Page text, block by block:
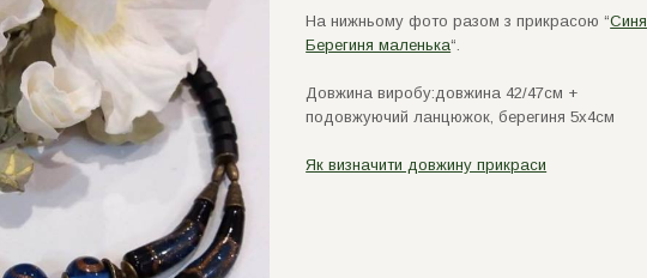
На нижньому фото разом з прикрасою “Синя
Берегиня маленька“.
Довжина виробу:довжина 42/47см +
подовжуючий ланцюжок, берегиня 5х4см
Як визначити довжину прикраси